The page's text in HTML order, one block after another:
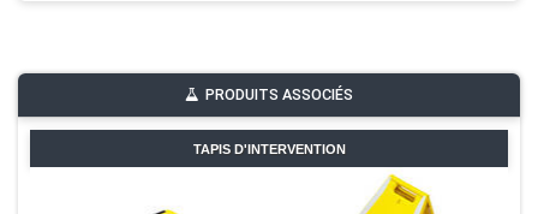
PRODUITS ASSOCIÉS
TAPIS D'INTERVENTION